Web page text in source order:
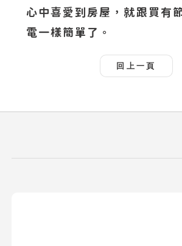
心中喜愛到房屋，就跟買有
電一樣簡單了。